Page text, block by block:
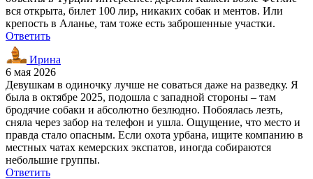
вся открыта, билет 100 лир, никаких собак и ментов. Или
крепость в Аланье, там тоже есть заброшенные участки.
Ответить
Ирина
6 мая 2026
Девушкам в одиночку лучше не соваться даже на разведку. Я
была в октябре 2025, подошла с западной стороны – там
бродячие собаки и абсолютно безлюдно. Побоялась лезть,
сняла через забор на телефон и ушла. Ощущение, что место и
правда стало опасным. Если охота урбана, ищите компанию в
местных чатах кемерских экспатов, иногда собираются
небольшие группы.
Ответить